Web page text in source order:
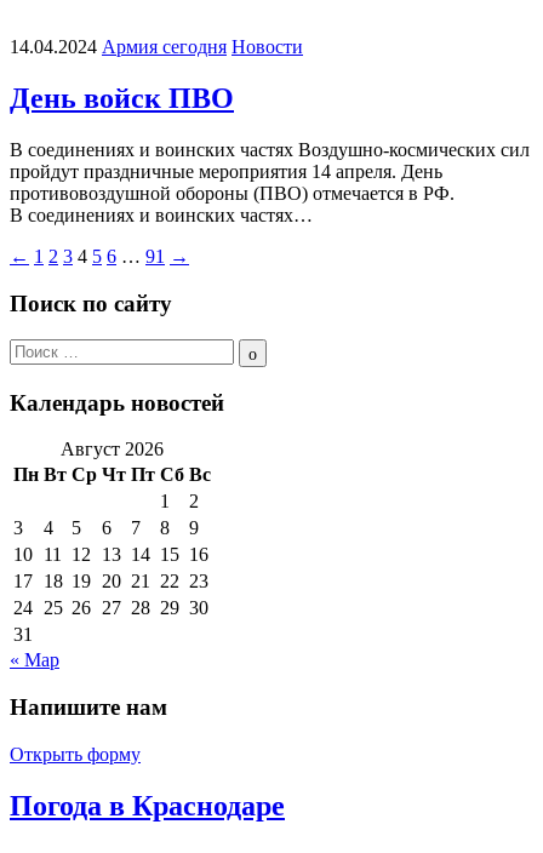
14.04.2024 Армия сегодня Новости
День войск ПВО
В соединениях и воинских частях Воздушно-космических сил
пройдут праздничные мероприятия 14 апреля. День
противовоздушной обороны (ПВО) отмечается в РФ.
В соединениях и воинских частях…
Пагинация
записей
← 1 2 3 4 5 6 … 91 →
Поиск по сайту
Поиск
по:
Поиск
Календарь новостей
Август 2026
Пн Вт Ср Чт Пт Сб Вс
1
2
3
4 5 6 7 8
9
10 11 12 13 14 15 16
17 18 19 20 21 22 23
24 25 26 27 28 29 30
31
« Мар
Напишите нам
Открыть форму
Погода в Краснодаре